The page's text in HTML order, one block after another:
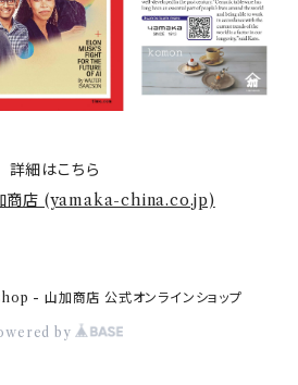
詳細はこちら
商店 (yamaka-china.co.jp)
- 山加商店 公式オンラインショップ
by